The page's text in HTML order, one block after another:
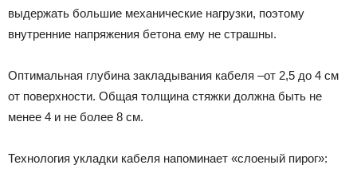
выдержать большие механические нагрузки, поэтому
внутренние напряжения бетона ему не страшны.
Оптимальная глубина закладывания кабеля –от 2,5 до 4 см
от поверхности. Общая толщина стяжки должна быть не
менее 4 и не более 8 см.
Технология укладки кабеля напоминает «слоеный пирог»: